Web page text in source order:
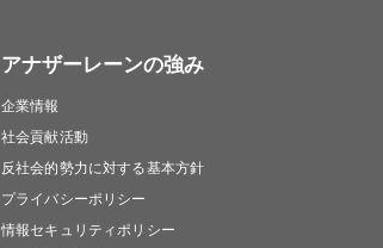
アナザーレーンの強み
企業情報
社会貢献活動
反社会的勢力に対する基本方針
プライバシーポリシー
情報セキュリティポリシー